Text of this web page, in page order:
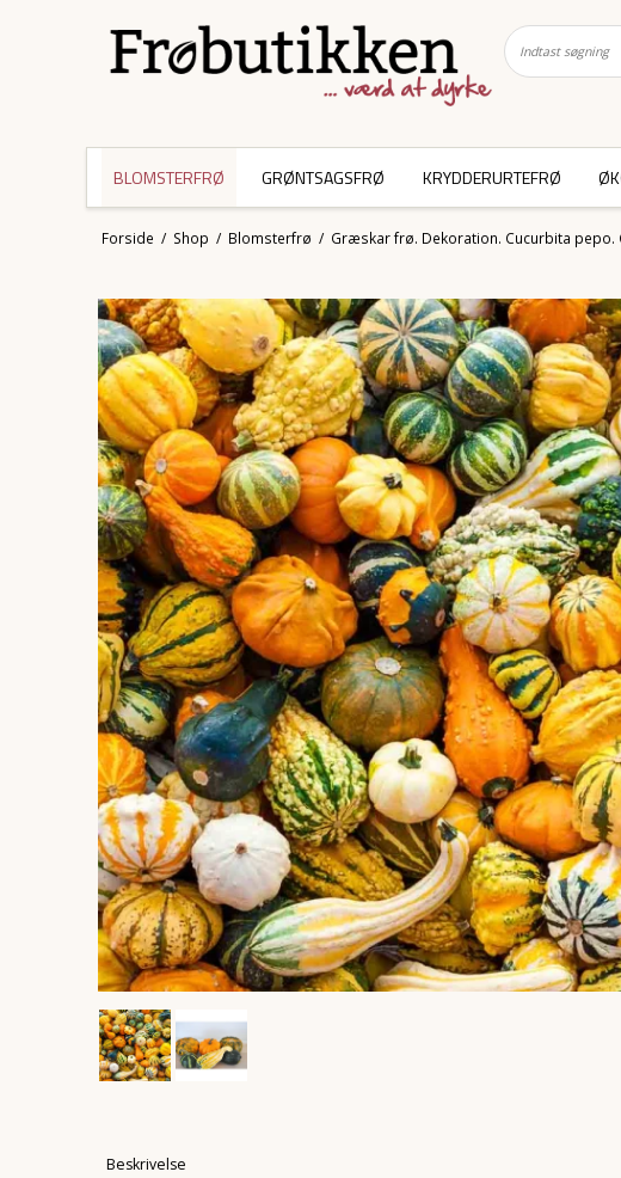
BLOMSTERFRØ GRØNTSAGSFRØ KRYDDERURTEFRØ
Forside / Shop / Blomsterfrø / Græskar frø. Dekoration. Cucurbita pepo.
Beskrivelse